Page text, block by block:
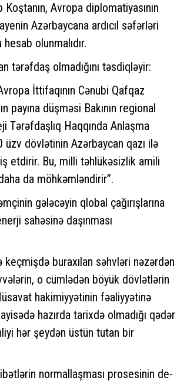
Avropa diplomatiyasının
Azərbaycana ardıcıl səfərləri
olunmalıdır.
tərəfdaş olmadığını təsdiqləyir:
İttifaqının Cənubi Qafqaz
düşməsi Bakının regional
Haqqında Anlaşma
üzv dövlətinin Azərbaycan qazı ilə
etdirir. Bu, milli təhlükəsizlik amili
da möhkəmləndirir”.
gələcəyin qlobal çağırışlarına
sahəsinə daşınması
buraxılan səhvləri nəzərdən
o cümlədən böyük dövlətlərin
hakimiyyətinin fəaliyyətinə
hazırda tarixdə olmadığı qədər
hər şeydən üstün tutan bir
normallaşması prosesinin de-